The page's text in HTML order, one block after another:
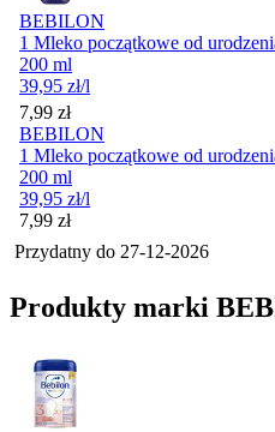
BEBILON
1 Mleko początkowe od
200 ml
39,95 zł/l
Cena
7,99 zł
BEBILON
1 Mleko początkowe od
200 ml
39,95 zł/l
Cena
7,99 zł
Przydatny do 27-12-2026
Produkty marki